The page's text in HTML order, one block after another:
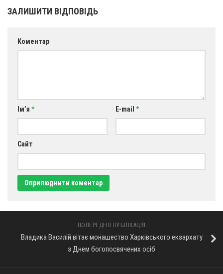
Святого Василія Великого
Комісія у справах молоді
Комісія у справах родини
Спільноти
Харківщина
Оголошення
ЗАЛИШИТИ ВІДПОВІДЬ
Коментар
Ім’я * E-mail *
Сайт
ПОПЕРЕДНЯ ПУБЛІКАЦІЯ
Владика Василій вітає монашество Харківського екзархату
з Днем богопосвячених осіб